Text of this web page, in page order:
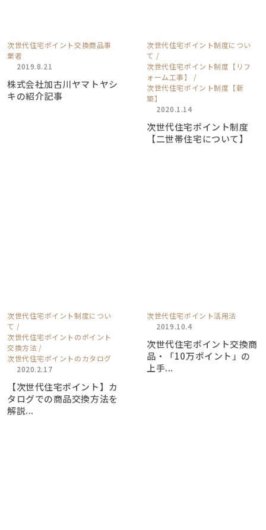
次世代住宅ポイント交換商品事
業者
2019.8.21
株式会社加古川ヤマトヤシ
キの紹介記事
次世代住宅ポイント制度につい
て
次世代住宅ポイント制度【リフ
ォーム工事】
次世代住宅ポイント制度【新
築】
2020.1.14
次世代住宅ポイント制度
【二世帯住宅について】
次世代住宅ポイント制度につい
て
次世代住宅ポイントのポイント
交換方法
次世代住宅ポイントのカタログ
2020.2.17
【次世代住宅ポイント】カ
タログでの商品交換方法を
解説...
次世代住宅ポイント活用法
2019.10.4
次世代住宅ポイント交換商
品・「10万ポイント」の
上手...